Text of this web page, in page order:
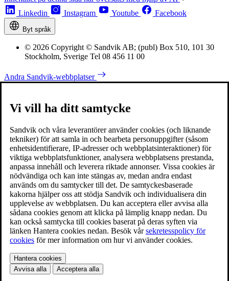
Linkedin
Instagram Youtube Facebook
Byt språk
© 2026 Copyright © Sandvik AB; (publ) Box 510, 101 30
Stockholm, Sverige Tel 08 456 11 00
Andra Sandvik-webbplatser
Vi vill ha ditt samtycke
Sandvik och våra leverantörer använder cookies (och liknande
tekniker) för att samla in och bearbeta personuppgifter (såsom
enhetsidentifierare, IP-adresser och webbplatsinteraktioner) för
viktiga webbplatsfunktioner, analysera webbplatsens prestanda,
anpassa innehåll och leverera riktade annonser. Vissa cookies är
nödvändiga och kan inte stängas av, medan andra endast
används om du samtycker till det. De samtyckesbaserade
kakorna hjälper oss att stödja Sandvik och individualisera din
upplevelse av webbplatsen. Du kan acceptera eller avvisa alla
sådana cookies genom att klicka på lämplig knapp nedan. Du
kan också samtycka till cookies baserat på deras syften via
länken Hantera cookies nedan. Besök vårsekretesspolicy för
cookies för mer information om hur vi använder cookies.
Hantera cookies
Avvisa alla
Acceptera alla